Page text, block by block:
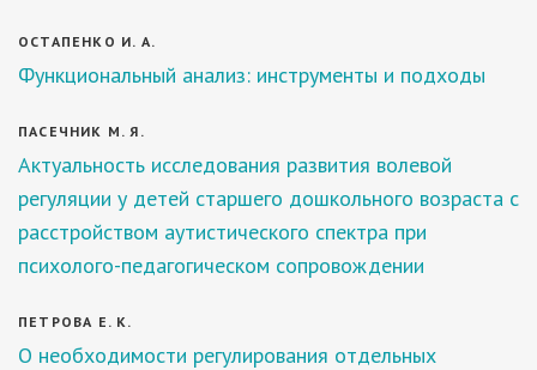
ОСТАПЕНКО И. А.
Функциональный анализ: инструменты и подходы
ПАСЕЧНИК М. Я.
Актуальность исследования развития волевой
регуляции у детей старшего дошкольного возраста с
расстройством аутистического спектра при
психолого-педагогическом сопровождении
ПЕТРОВА Е. К.
О необходимости регулирования отдельных